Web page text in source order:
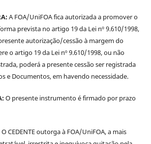
A FOA/UniFOA fica autorizada a promover o
prevista no artigo 19 da Lei nº 9.610/1998,
autorização/cessão à margem do
o artigo 19 da Lei nº 9.610/1998, ou não
poderá a presente cessão ser registrada
e Documentos, em havendo necessidade.
O presente instrumento é firmado por prazo
CEDENTE outorga à FOA/UniFOA, a mais